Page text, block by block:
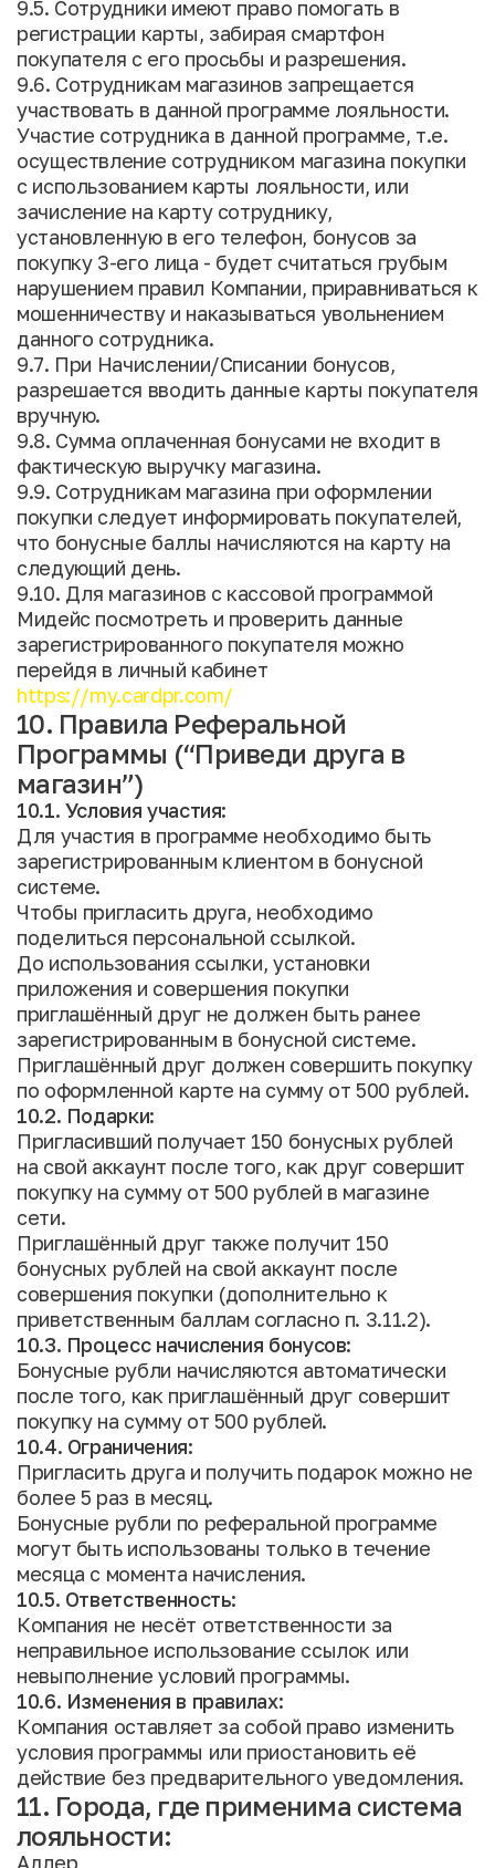
9.5. Сотрудники имеют право помогать в
регистрации карты, забирая смартфон
покупателя с его просьбы и разрешения.
9.6. Сотрудникам магазинов запрещается
участвовать в данной программе лояльности.
Участие сотрудника в данной программе, т.е.
осуществление сотрудником магазина покупки
с использованием карты лояльности, или
зачисление на карту сотруднику,
установленную в его телефон, бонусов за
покупку 3-его лица - будет считаться грубым
нарушением правил Компании, приравниваться к
мошенничеству и наказываться увольнением
данного сотрудника.
9.7. При Начислении/Списании бонусов,
разрешается вводить данные карты покупателя
вручную.
9.8. Сумма оплаченная бонусами не входит в
фактическую выручку магазина.
9.9. Сотрудникам магазина при оформлении
покупки следует информировать покупателей,
что бонусные баллы начисляются на карту на
следующий день.
9.10. Для магазинов с кассовой программой
Мидейс посмотреть и проверить данные
зарегистрированного покупателя можно
перейдя в личный кабинет
https://my.cardpr.com/
10. Правила Реферальной
Программы (“Приведи друга в
магазин”)
10.1. Условия участия:
Для участия в программе необходимо быть
зарегистрированным клиентом в бонусной
системе.
Чтобы пригласить друга, необходимо
поделиться персональной ссылкой.
До использования ссылки, установки
приложения и совершения покупки
приглашённый друг не должен быть ранее
зарегистрированным в бонусной системе.
Приглашённый друг должен совершить покупку
по оформленной карте на сумму от 500 рублей.
10.2. Подарки:
Пригласивший получает 150 бонусных рублей
на свой аккаунт после того, как друг совершит
покупку на сумму от 500 рублей в магазине
сети.
Приглашённый друг также получит 150
бонусных рублей на свой аккаунт после
совершения покупки (дополнительно к
приветственным баллам согласно п. 3.11.2).
10.3. Процесс начисления бонусов:
Бонусные рубли начисляются автоматически
после того, как приглашённый друг совершит
покупку на сумму от 500 рублей.
10.4. Ограничения:
Пригласить друга и получить подарок можно не
более 5 раз в месяц.
Бонусные рубли по реферальной программе
могут быть использованы только в течение
месяца с момента начисления.
10.5. Ответственность:
Компания не несёт ответственности за
неправильное использование ссылок или
невыполнение условий программы.
10.6. Изменения в правилах:
Компания оставляет за собой право изменить
условия программы или приостановить её
действие без предварительного уведомления.
11. Города, где применима система
лояльности:
Адлер